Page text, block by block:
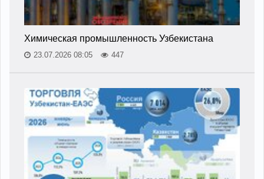
Химическая промышленность Узбекистана
23.07.2026 08:05 447